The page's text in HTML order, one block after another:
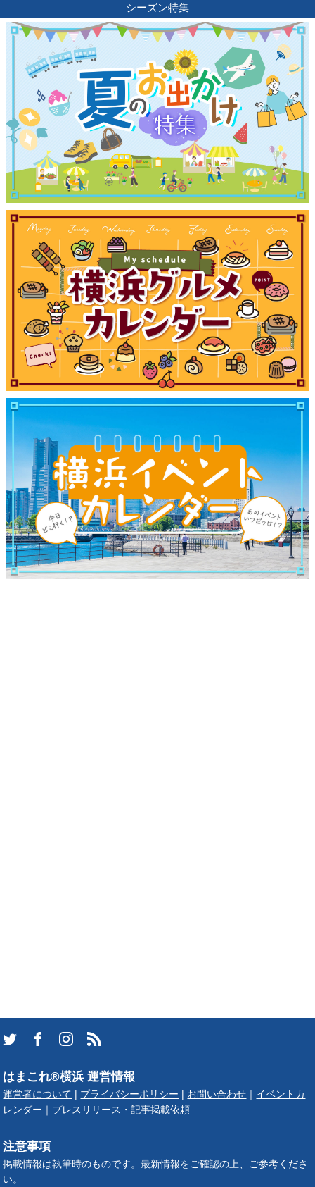
シーズン特集
観光ガイド
ランキング
ブログ記事
サイトについて
はまこれ®横浜 運営情報
運営者について | プライバシーポリシー | お問い合わせ ｜ イベントカ
レンダー ｜ プレスリリース・記事掲載依頼
注意事項
掲載情報は執筆時のものです。最新情報をご確認の上、ご参考くださ
い。